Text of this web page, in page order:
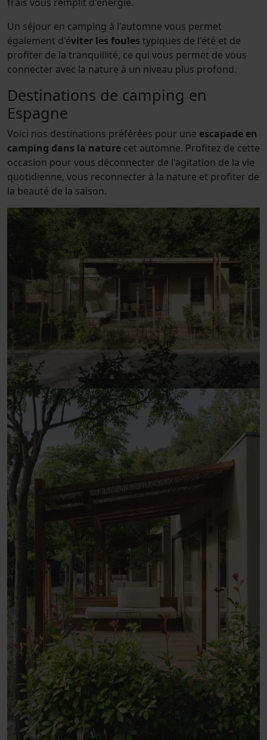
Un séjour en camping à l'automne vous permet
également d'éviter les foules typiques de l'été et de
profiter de la tranquillité, ce qui vous permet de vous
connecter avec la nature à un niveau plus profond.
Destinations de camping en
Espagne
Voici nos destinations préférées pour une escapade en
camping dans la nature cet automne. Profitez de cette
occasion pour vous déconnecter de l'agitation de la vie
quotidienne, vous reconnecter à la nature et profiter de
la beauté de la saison.